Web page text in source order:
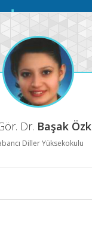
Dr. Başak
Diller Yüksekokulu